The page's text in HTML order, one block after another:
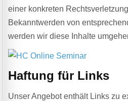
einer konkreten
Bekanntwerden von
werden wir diese Inhalte
Haftung für Links
Unser Angebot enthält Links zu